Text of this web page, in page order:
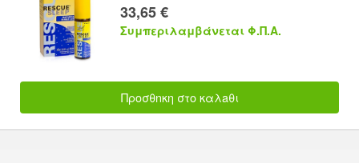
33,65 €
Συμπεριλαμβάνεται Φ.Π.Α.
Προσθnκη στο καλaθι